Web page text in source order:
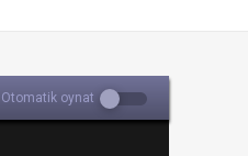
Otomatik oynat